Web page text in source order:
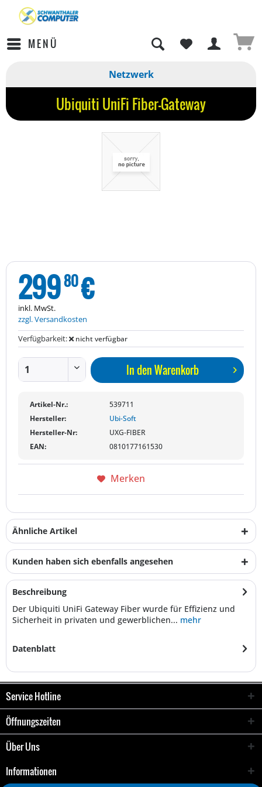
MENÜ
Netzwerk
Ubiquiti UniFi Fiber-Gateway
29980€
inkl. MwSt.
zzgl. Versandkosten
Verfügbarkeit:
nicht verfügbar
In denWarenkorb
Artikel-Nr.:
539711
Hersteller:
Ubi-Soft
Hersteller-Nr:
UXG-FIBER
EAN:
0810177161530
Merken
Ähnliche Artikel
Kunden haben sich ebenfalls angesehen
Beschreibung
Der Ubiquiti UniFi Gateway Fiber wurde für Effizienz und
Sicherheit in privaten und gewerblichen... mehr
Datenblatt
Service Hotline
Öffnungszeiten
Über Uns
Informationen